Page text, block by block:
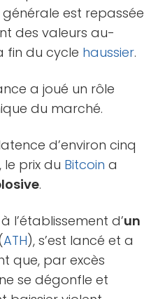
est repassée
des valeurs au-
fin du cycle haussier.
a joué un rôle
du marché.
d’environ cinq
, le prix du Bitcoin a
.
l’établissement d’un
ATH), s’est lancé et a
que, par excès
se dégonfle et